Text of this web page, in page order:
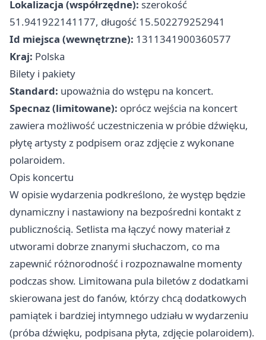
Lokalizacja (współrzędne): szerokość
51.941922141177, długość 15.502279252941
Id miejsca (wewnętrzne): 1311341900360577
Kraj: Polska
Bilety i pakiety
Standard: upoważnia do wstępu na koncert.
Specnaz (limitowane): oprócz wejścia na koncert
zawiera możliwość uczestniczenia w próbie dźwięku,
płytę artysty z podpisem oraz zdjęcie z wykonane
polaroidem.
Opis koncertu
W opisie wydarzenia podkreślono, że występ będzie
dynamiczny i nastawiony na bezpośredni kontakt z
publicznością. Setlista ma łączyć nowy materiał z
utworami dobrze znanymi słuchaczom, co ma
zapewnić różnorodność i rozpoznawalne momenty
podczas show. Limitowana pula biletów z dodatkami
skierowana jest do fanów, którzy chcą dodatkowych
pamiątek i bardziej intymnego udziału w wydarzeniu
(próba dźwięku, podpisana płyta, zdjęcie polaroidem).